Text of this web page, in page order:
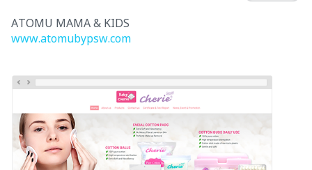
ATOMU MAMA & KIDS
www.atomubypsw.com